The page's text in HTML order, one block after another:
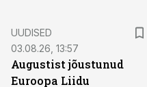
UUDISED
03.08.26, 13:57
Augustist jõustunud
Euroopa Liidu